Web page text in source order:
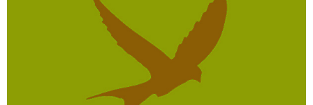
gallery